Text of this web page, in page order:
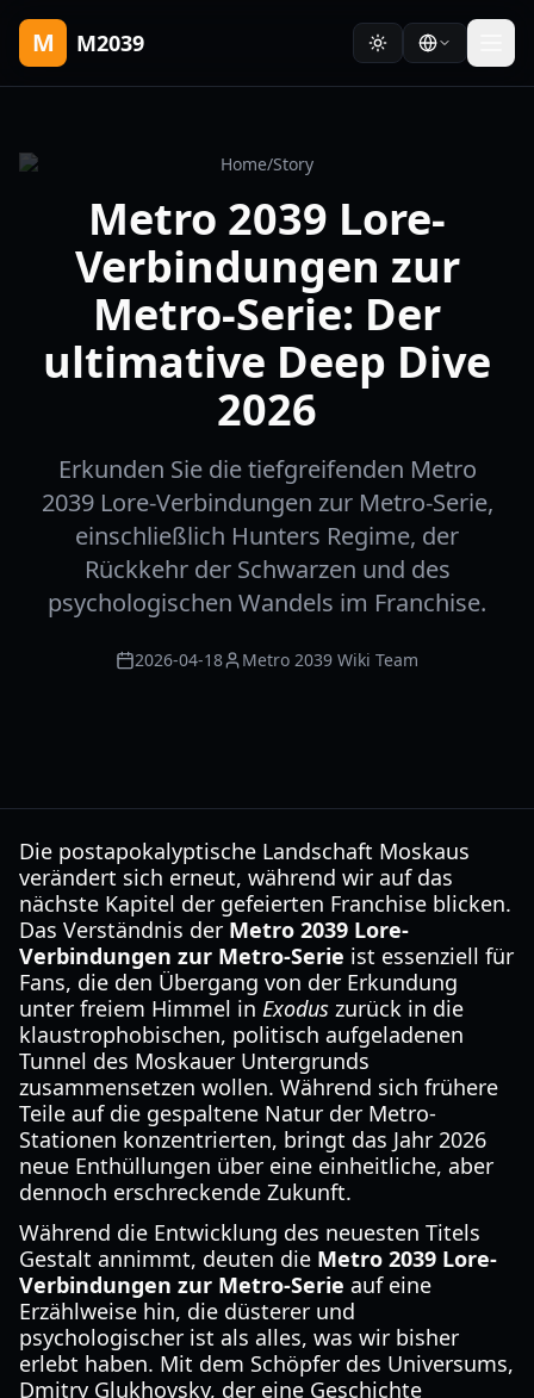
M M2039
Home/Story
Metro 2039 Lore-
Verbindungen zur
Metro-Serie: Der
ultimative Deep Dive
2026
Erkunden Sie die tiefgreifenden Metro
2039 Lore-Verbindungen zur Metro-Serie,
einschließlich Hunters Regime, der
Rückkehr der Schwarzen und des
psychologischen Wandels im Franchise.
2026-04-18 Metro 2039 Wiki Team
Die postapokalyptische Landschaft Moskaus
verändert sich erneut, während wir auf das
nächste Kapitel der gefeierten Franchise blicken.
Das Verständnis der Metro 2039 Lore-
Verbindungen zur Metro-Serie ist essenziell für
Fans, die den Übergang von der Erkundung
unter freiem Himmel in Exodus zurück in die
klaustrophobischen, politisch aufgeladenen
Tunnel des Moskauer Untergrunds
zusammensetzen wollen. Während sich frühere
Teile auf die gespaltene Natur der Metro-
Stationen konzentrierten, bringt das Jahr 2026
neue Enthüllungen über eine einheitliche, aber
dennoch erschreckende Zukunft.
Während die Entwicklung des neuesten Titels
Gestalt annimmt, deuten die Metro 2039 Lore-
Verbindungen zur Metro-Serie auf eine
Erzählweise hin, die düsterer und
psychologischer ist als alles, was wir bisher
erlebt haben. Mit dem Schöpfer des Universums,
Dmitry Glukhovsky, der eine Geschichte